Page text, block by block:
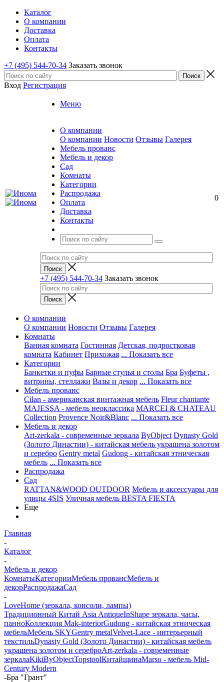
Каталог
О компании
Доставка
Оплата
Контакты
+7 (495) 544-70-34 Заказать звонок
Вход Регистрация
Меню
О компании
О компании Новости Отзывы Галерея
Мебель прованс
Мебель и декор
Сад
Комнаты
Категории
Распродажа
Оплата
Доставка
Контакты
+7 (495) 544-70-34 Заказать звонок
0
О компании
О компании Новости Отзывы Галерея
Комнаты
Ванная комната Гостинная Детская, подростковая
комната Кабинет Прихожая ... Показать все
Категории
Банкетки и пуфы Барные стулья и столы Бра Буфеты ,
витрины, стеллажи Вазы и декор ... Показать все
Мебель прованс
Cilan - американская винтажная мебель Fleur chantante
MAJESSA - мебель неоклассика MARCEI & CHATEAU
Collection Provence Noir&Blanc ... Показать все
Мебель и декор
Art-zerkala - современные зеркала ByObject Dynasty Gold
(Золото Династии) - китайская мебель украшена золотом
и серебро Gentry metal Gudong - китайская этническая
мебель ... Показать все
Распродажа
Сад
RATTAN&WOOD OUTDOOR Мебель и аксессуары для
улицы 4SIS Уличная мебель BESTA FIESTA
Еще
Главная
-
Каталог
-
Мебель и декор
КомнатыКатегорииМебель провансМебель и
декорРаспродажаСад
-
LoveHome (зеркала, консоли, лампы)
Традиционный Китай Asia AntiqueInShape зеркала, часы,
панноКоллекция Mak-interiorGudong - китайская этническая
мебельМебель SKYGentry metalVelvet-Lace - интерьерный
текстильDynasty Gold (Золото Династии) - китайская мебель
украшена золотом и сереброArt-zerkala - современные
зеркалаKikiByObjectTopstoolКитайщинаMarso - мебель Mid-
Century Modern
-Бра "Грант"